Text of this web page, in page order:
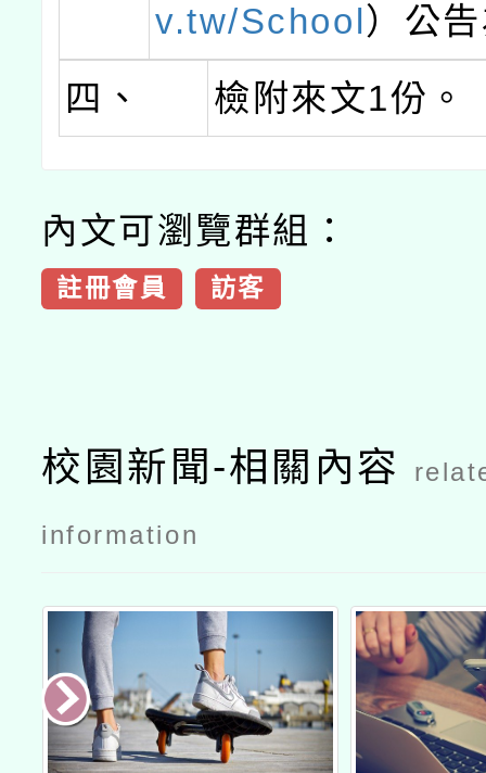
v.tw/School）公
四、
檢附來文1份。
內文可瀏覽群組：
註冊會員 訪客
校園新聞-相關內容
information